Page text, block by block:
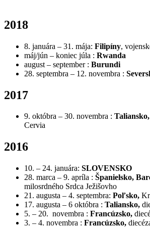
2018
8. januára – 31. mája: Filipíny,
máj/jún – koniec júla : Rwanda
august – september : Burundi
28. septembra – 12. novembra :
2017
9. októbra – 30. novembra : Taliansko,
Cervia
2016
10. – 24. januára: SLOVENSKO
28. marca – 9. apríla : Španielsko,
milosrdného Srdca Ježišovho
21. augusta – 4. septembra: Poľsko,
17. augusta – 6 októbra : Taliansko,
5. – 20. novembra : Francúzsko,
3. – 4. novembra : Francúzsko,